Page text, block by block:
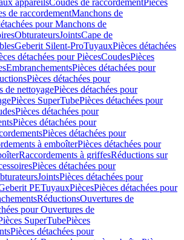
appareilsCoudes de raccordementPièces
de raccordementManchons de
pour Manchons de
ObturateursJointsCape de
Geberit Silent-ProTuyauxPièces détachées
détachées pour PiècesCoudesPièces
EmbranchementsPièces détachées pour
Pièces détachées pour
de nettoyagePièces détachées pour
Pièces SuperTubePièces détachées pour
Pièces détachées pour
Pièces détachées pour
Pièces détachées pour
à emboîterPièces détachées pour
Raccordements à griffesRéductions sur
Pièces détachées pour
JointsPièces détachées pour
PETuyauxPiècesPièces détachées pour
RéductionsOuvertures de
pour Ouvertures de
SuperTubePièces
Pièces détachées pour